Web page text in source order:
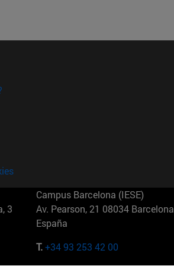
3
Campus Barcelona (IESE)
Av. Pearson, 21 08034 Barcelona
España
T.+34 93 253 42 00